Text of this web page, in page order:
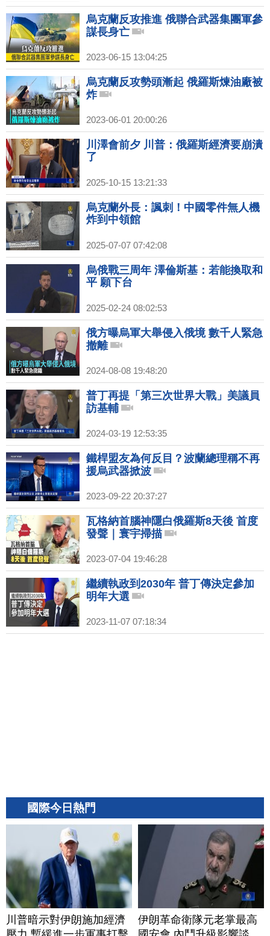
烏克蘭反攻推進 俄聯合武器集團軍參
謀長身亡
2023-06-15 13:04:25
烏克蘭反攻勢頭漸起 俄羅斯煉油廠被
炸
2023-06-01 20:00:26
川澤會前夕 川普：俄羅斯經濟要崩潰
了
2025-10-15 13:21:33
烏克蘭外長：諷刺！中國零件無人機
炸到中領館
2025-07-07 07:42:08
烏俄戰三周年 澤倫斯基：若能換取和
平 願下台
2025-02-24 08:02:53
俄方曝烏軍大舉侵入俄境 數千人緊急
撤離
2024-08-08 19:48:20
普丁再提「第三次世界大戰」美議員
訪基輔
2024-03-19 12:53:35
鐵桿盟友為何反目？波蘭總理稱不再
援烏武器掀波
2023-09-22 20:37:27
瓦格納首腦神隱白俄羅斯8天後 首度
發聲｜寰宇掃描
2023-07-04 19:46:28
繼續執政到2030年 普丁傳決定參加
明年大選
2023-11-07 07:18:34
國際今日熱門
川普暗示對伊朗施加經濟
伊朗革命衛隊元老掌最高